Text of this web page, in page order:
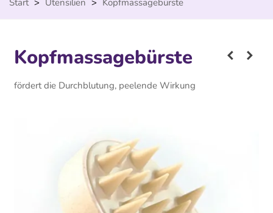
Start > Utensilien > Kopfmassagebürste
Kopfmassagebürste
fördert die Durchblutung, peelende Wirkung